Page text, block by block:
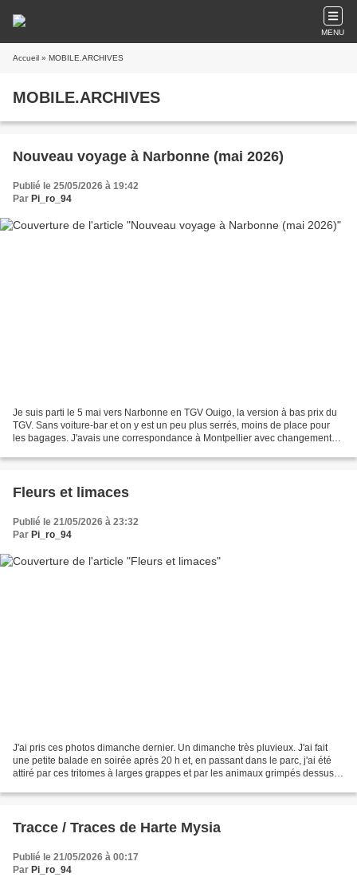
MENU
Accueil » MOBILE.ARCHIVES
MOBILE.ARCHIVES
Nouveau voyage à Narbonne (mai 2026)
Publié le 25/05/2026 à 19:42
Par Pi_ro_94
Je suis parti le 5 mai vers Narbonne en TGV Ouigo, la version à bas prix du
TGV. Sans voiture-bar et on y est un peu plus serrés, moins de place pour
les bagages. J'avais une correspondance à Montpellier avec changement
Fleurs et limaces
Publié le 21/05/2026 à 23:32
Par Pi_ro_94
J'ai pris ces photos dimanche dernier. Un dimanche très pluvieux. J'ai fait
une petite balade en soirée après 20 h et, en passant dans le parc, j'ai été
attiré par ces tritomes à larges grappes et par les animaux grimpés dessus :
Tracce / Traces de Harte Mysia
Publié le 21/05/2026 à 00:17
Par Pi_ro_94